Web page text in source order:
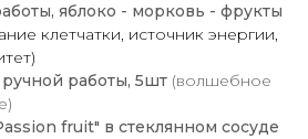
яблоко - морковь - фрукты
клетчатки, источник энергии,
работы, 5шт (волшебное
fruit" в стеклянном сосуде